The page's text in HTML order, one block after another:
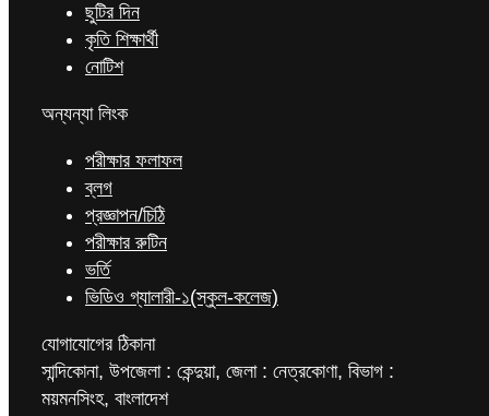
ছুটির দিন
কৃতি শিক্ষার্থী
নোটিশ
অন্যন্যা লিংক
পরীক্ষার ফলাফল
ব্লগ
প্রজ্ঞাপন/চিঠি
পরীক্ষার রুটিন
ভর্তি
ভিডিও গ্যালারী-১(স্কুল-কলেজ)
যোগাযোগের ঠিকানা
সান্দিকোনা, উপজেলা : কেন্দুয়া, জেলা : নেত্রকোণা, বিভাগ :
ময়মনসিংহ, বাংলাদেশ